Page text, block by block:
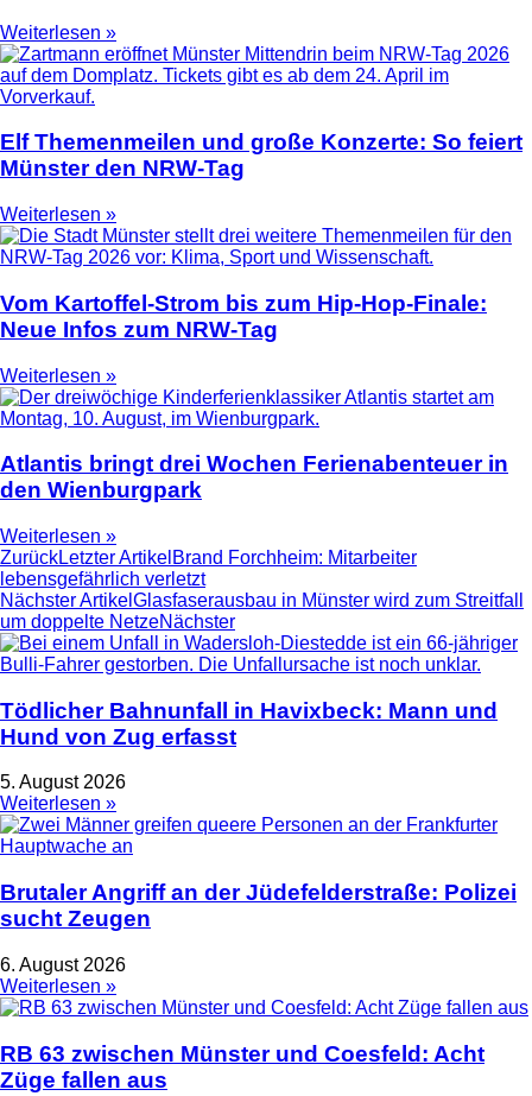
Weiterlesen »
Elf Themenmeilen und große Konzerte: So feiert
Münster den NRW-Tag
Weiterlesen »
Vom Kartoffel-Strom bis zum Hip-Hop-Finale:
Neue Infos zum NRW-Tag
Weiterlesen »
Atlantis bringt drei Wochen Ferienabenteuer in
den Wienburgpark
Weiterlesen »
ZurückLetzter Artikel Brand Forchheim: Mitarbeiter
lebensgefährlich verletzt
Nächster Artikel Glasfaserausbau in Münster wird zum Streitfall
um doppelte NetzeNächster
Tödlicher Bahnunfall in Havixbeck: Mann und
Hund von Zug erfasst
5. August 2026
Weiterlesen »
Brutaler Angriff an der Jüdefelderstraße: Polizei
sucht Zeugen
6. August 2026
Weiterlesen »
RB 63 zwischen Münster und Coesfeld: Acht
Züge fallen aus